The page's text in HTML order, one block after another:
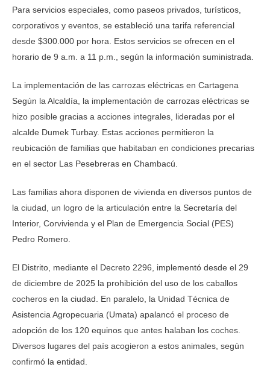
Para servicios especiales, como paseos privados, turísticos,
corporativos y eventos, se estableció una tarifa referencial
desde $300.000 por hora. Estos servicios se ofrecen en el
horario de 9 a.m. a 11 p.m., según la información suministrada.
La implementación de las carrozas eléctricas en Cartagena
Según la Alcaldía, la implementación de carrozas eléctricas se
hizo posible gracias a acciones integrales, lideradas por el
alcalde Dumek Turbay. Estas acciones permitieron la
reubicación de familias que habitaban en condiciones precarias
en el sector Las Pesebreras en Chambacú.
Las familias ahora disponen de vivienda en diversos puntos de
la ciudad, un logro de la articulación entre la Secretaría del
Interior, Corvivienda y el Plan de Emergencia Social (PES)
Pedro Romero.
El Distrito, mediante el Decreto 2296, implementó desde el 29
de diciembre de 2025 la prohibición del uso de los caballos
cocheros en la ciudad. En paralelo, la Unidad Técnica de
Asistencia Agropecuaria (Umata) apalancó el proceso de
adopción de los 120 equinos que antes halaban los coches.
Diversos lugares del país acogieron a estos animales, según
confirmó la entidad.